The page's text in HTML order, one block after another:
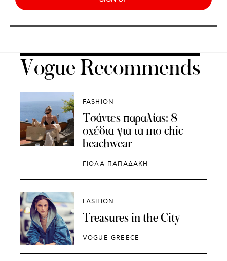
Vogue Recommends
FASHION
Τσάντες παραλίας: 8
σχέδια για τα πιο chic
beachwear
ΓΙΌΛΑ ΠΑΠΑΔΆΚΗ
FASHION
Treasures in the City
VOGUE GREECE